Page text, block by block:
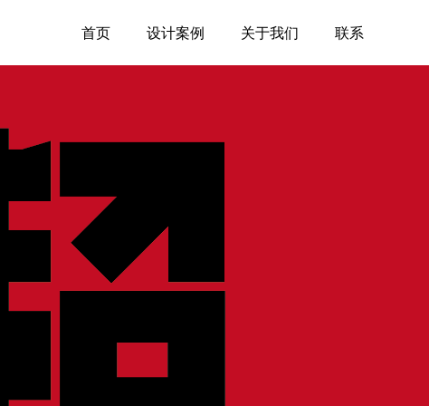
首页 设计案例 关于我们 联系